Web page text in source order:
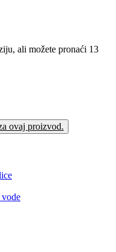
ali možete pronaći 13
ovaj proizvod.
vode